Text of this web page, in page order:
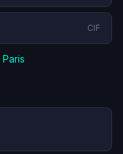
CIF
Paris